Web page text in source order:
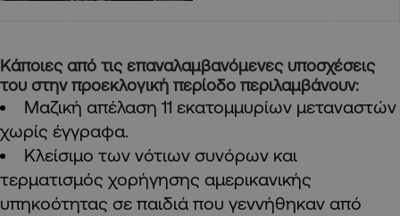
Κάποιες από τις επαναλαμβανόμενες υποσχέσεις
του στην προεκλογική περίοδο περιλαμβάνουν:
Μαζική απέλαση 11 εκατομμυρίων μεταναστών
χωρίς έγγραφα.
Κλείσιμο των νότιων συνόρων και
τερματισμός χορήγησης αμερικανικής
υπηκοότητας σε παιδιά που γεννήθηκαν από